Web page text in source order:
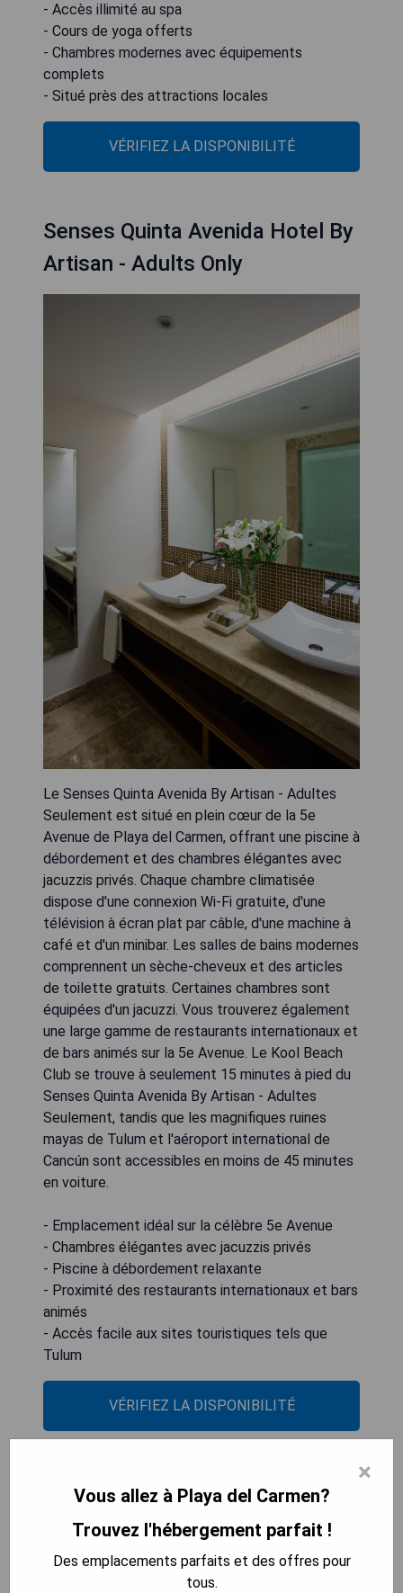
- Accès illimité au spa
- Cours de yoga offerts
- Chambres modernes avec équipements
complets
- Situé près des attractions locales
VÉRIFIEZ LA DISPONIBILITÉ
Senses Quinta Avenida Hotel By
Artisan - Adults Only
Le Senses Quinta Avenida By Artisan - Adultes
Seulement est situé en plein cœur de la 5e
Avenue de Playa del Carmen, offrant une piscine à
débordement et des chambres élégantes avec
jacuzzis privés. Chaque chambre climatisée
dispose d'une connexion Wi-Fi gratuite, d'une
télévision à écran plat par câble, d'une machine à
café et d'un minibar. Les salles de bains modernes
comprennent un sèche-cheveux et des articles
de toilette gratuits. Certaines chambres sont
équipées d'un jacuzzi. Vous trouverez également
une large gamme de restaurants internationaux et
de bars animés sur la 5e Avenue. Le Kool Beach
Club se trouve à seulement 15 minutes à pied du
Senses Quinta Avenida By Artisan - Adultes
Seulement, tandis que les magnifiques ruines
mayas de Tulum et l'aéroport international de
Cancún sont accessibles en moins de 45 minutes
en voiture.
- Emplacement idéal sur la célèbre 5e Avenue
- Chambres élégantes avec jacuzzis privés
- Piscine à débordement relaxante
- Proximité des restaurants internationaux et bars
animés
- Accès facile aux sites touristiques tels que
Tulum
VÉRIFIEZ LA DISPONIBILITÉ
Marvic Hotel Boutique
×
Vous allez à Playa del Carmen?
Trouvez l'hébergement parfait !
Des emplacements parfaits et des offres pour
tous.